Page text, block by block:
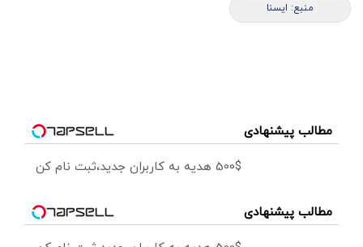
منبع: ايسنا
مطالب پیشنهادی
500$ هدیه به کاربران جدید،ثبت نام کن
مطالب پیشنهادی